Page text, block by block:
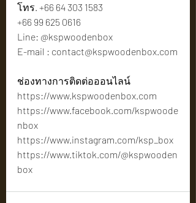
โทร. +66 64 303 1583
+66 99 625 0616
Line: @kspwoodenbox
E-mail : contact@kspwoodenbox.com
ช่องทางการติดต่อออนไลน์
https://www.kspwoodenbox.com
https://www.facebook.com/kspwoode
nbox
https://www.instagram.com/ksp_box
https://www.tiktok.com/@kspwooden
box